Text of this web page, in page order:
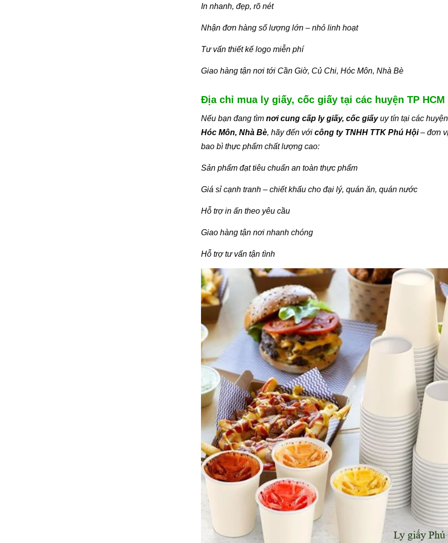
In nhanh, đẹp, rõ nét
Nhận đơn hàng số lượng lớn – nhỏ linh hoạt
Tư vấn thiết kế logo miễn phí
Giao hàng tận nơi tới Cần Giờ, Củ Chi, Hóc Môn, Nhà Bè
Địa chỉ mua ly giấy, cốc giấy tại các huyện TP HCM
Nếu bạn đang tìm nơi cung cấp ly giấy, cốc giấyuy tín tại các
Hóc Môn, Nhà Bè, hãy đến với công ty TNHH TTK Phú Hội– đơn
bao bì thực phẩm chất lượng cao:
Sản phẩm đạt tiêu chuẩn an toàn thực phẩm
Giá sỉ cạnh tranh – chiết khấu cho đại lý, quán ăn, quán nước
Hỗ trợ in ấn theo yêu cầu
Giao hàng tận nơi nhanh chóng
Hỗ trợ tư vấn tận tình